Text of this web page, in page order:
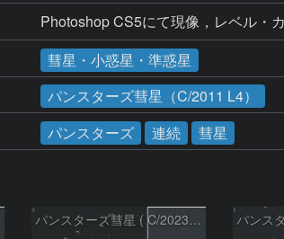
Photoshop CS5にて現像，レベル・
彗星・小惑星・準惑星
パンスターズ彗星（C/2011 L4）
パンスターズ 連続 彗星
パンスターズ彗星 ( C/2023R1 ) ：2026/07/08